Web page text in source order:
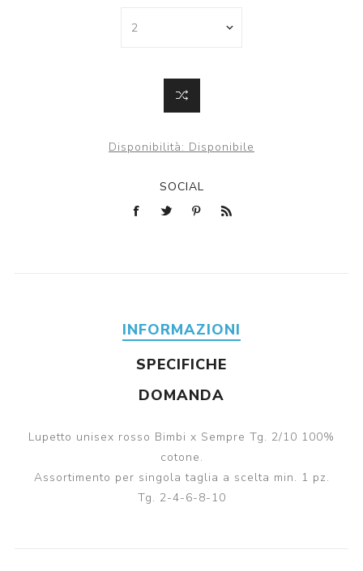
Disponibilità: Disponibile
SOCIAL
INFORMAZIONI
SPECIFICHE
DOMANDA
Lupetto unisex rosso Bimbi x Sempre Tg. 2/10 100%
cotone.
Assortimento per singola taglia a scelta min. 1 pz.
Tg. 2-4-6-8-10